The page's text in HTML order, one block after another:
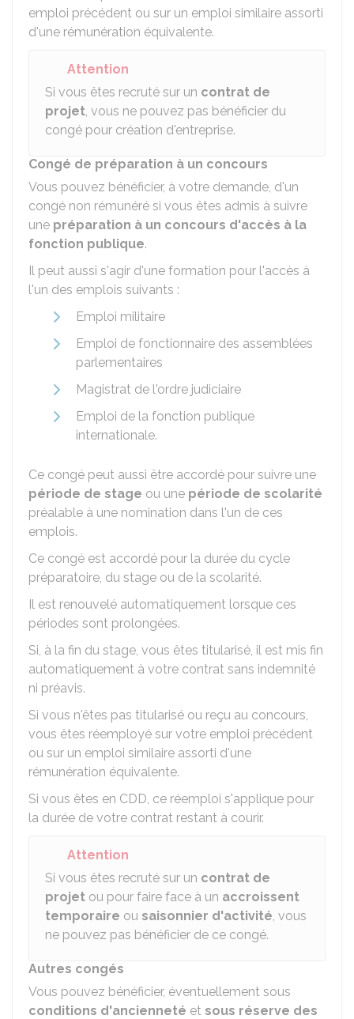
emploi précédent ou sur un emploi similaire assorti
d'une rémunération équivalente.
Attention
Si vous êtes recruté sur un contrat de
projet, vous ne pouvez pas bénéficier du
congé pour création d'entreprise.
Congé de préparation à un concours
Vous pouvez bénéficier, à votre demande, d'un
congé non rémunéré si vous êtes admis à suivre
une préparation à un concours d'accès à la
fonction publique.
Il peut aussi s'agir d'une formation pour l'accès à
l'un des emplois suivants :
Emploi militaire
Emploi de fonctionnaire des assemblées
parlementaires
Magistrat de l'ordre judiciaire
Emploi de la fonction publique
internationale.
Ce congé peut aussi être accordé pour suivre une
période de stage ou une période de scolarité
préalable à une nomination dans l'un de ces
emplois.
Ce congé est accordé pour la durée du cycle
préparatoire, du stage ou de la scolarité.
Il est renouvelé automatiquement lorsque ces
périodes sont prolongées.
Si, à la fin du stage, vous êtes titularisé, il est mis fin
automatiquement à votre contrat sans indemnité
ni préavis.
Si vous n'êtes pas titularisé ou reçu au concours,
vous êtes réemployé sur votre emploi précédent
ou sur un emploi similaire assorti d'une
rémunération équivalente.
Si vous êtes en CDD, ce réemploi s'applique pour
la durée de votre contrat restant à courir.
Attention
Si vous êtes recruté sur un contrat de
projet ou pour faire face à un accroissent
temporaire ou saisonnier d'activité, vous
ne pouvez pas bénéficier de ce congé.
Autres congés
Vous pouvez bénéficier, éventuellement sous
conditions d'ancienneté et sous réserve des